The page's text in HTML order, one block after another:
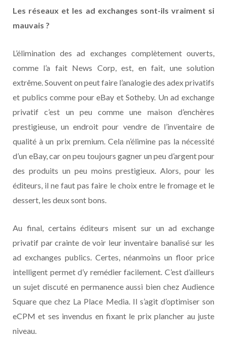
Les réseaux et les ad exchanges sont-ils vraiment si
mauvais ?
L’élimination des ad exchanges complètement ouverts,
comme l’a fait News Corp, est, en fait, une solution
extrême. Souvent on peut faire l’analogie des adex privatifs
et publics comme pour eBay et Sotheby. Un ad exchange
privatif c’est un peu comme une maison d’enchères
prestigieuse, un endroit pour vendre de l’inventaire de
qualité à un prix premium. Cela n’élimine pas la nécessité
d’un eBay, car on peu toujours gagner un peu d’argent pour
des produits un peu moins prestigieux. Alors, pour les
éditeurs, il ne faut pas faire le choix entre le fromage et le
dessert, les deux sont bons.
Au final, certains éditeurs misent sur un ad exchange
privatif par crainte de voir leur inventaire banalisé sur les
ad exchanges publics. Certes, néanmoins un floor price
intelligent permet d’y remédier facilement. C’est d’ailleurs
un sujet discuté en permanence aussi bien chez Audience
Square que chez La Place Media. Il s’agit d’optimiser son
eCPM et ses invendus en fixant le prix plancher au juste
niveau.